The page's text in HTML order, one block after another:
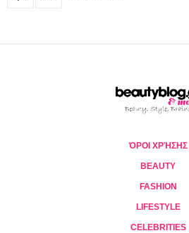
ΌΡΟΙ ΧΡΉΣΗΣ
BEAUTY
FASHION
LIFESTYLE
CELEBRITIES